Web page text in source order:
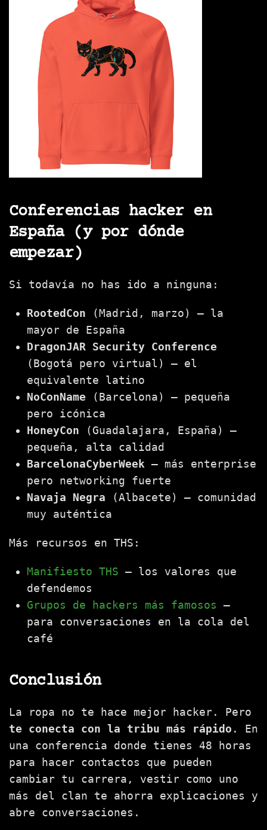
Conferencias hacker en
España (y por dónde
empezar)
Si todavía no has ido a ninguna:
RootedCon (Madrid, marzo) — la
mayor de España
DragonJAR Security Conference
(Bogotá pero virtual) — el
equivalente latino
NoConName (Barcelona) — pequeña
pero icónica
HoneyCon (Guadalajara, España) —
pequeña, alta calidad
BarcelonaCyberWeek — más enterprise
pero networking fuerte
Navaja Negra (Albacete) — comunidad
muy auténtica
Más recursos en THS:
Manifiesto THS — los valores que
defendemos
Grupos de hackers más famosos —
para conversaciones en la cola del
café
Conclusión
La ropa no te hace mejor hacker. Pero
te conecta con la tribu más rápido . En
una conferencia donde tienes 48 horas
para hacer contactos que pueden
cambiar tu carrera, vestir como uno
más del clan te ahorra explicaciones y
abre conversaciones.